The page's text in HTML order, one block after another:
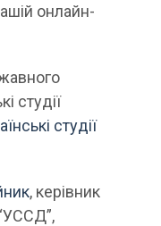
онлайн-
студії
студії
, керівник